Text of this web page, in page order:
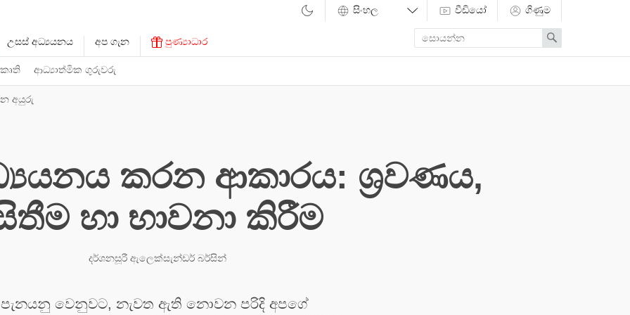
ආධ්‍යාත්මික ගුරුවරු
උසස් අධ්‍යයනය අප ගැන පුණ්‍යාධාර
වීඩියෝ ගිණුම
Enter
search
term
Search
අයුරු
කරන ආකාරය: ශ්‍රවණය,
හා භාවනා කිරීම
දර්ශනසූරී ඇලෙක්සැන්ඩර් බර්සින්
වෙනුවට, නැවත ඇති නොවන පරිදි අපගේ